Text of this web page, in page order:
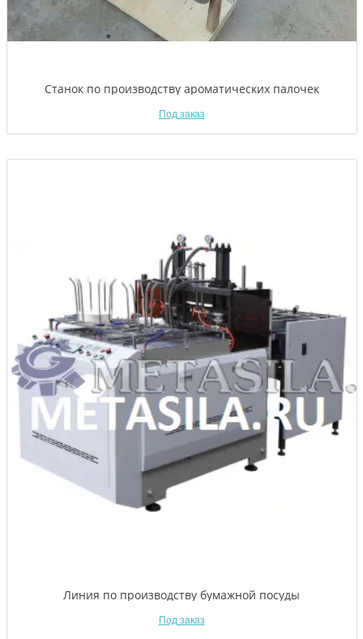
Станок по производству ароматических палочек
Под заказ
Линия по производству бумажной посуды
Под заказ